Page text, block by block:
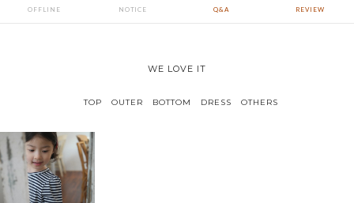
OFFLINE NOTICE Q&A REVIEW
WE LOVE IT
TOP OUTER BOTTOM DRESS OTHERS